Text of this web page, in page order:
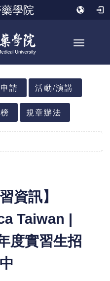
學院
Toggle
請 活動/演講
規章辦法
資訊】
Taiwan |
度實習生招